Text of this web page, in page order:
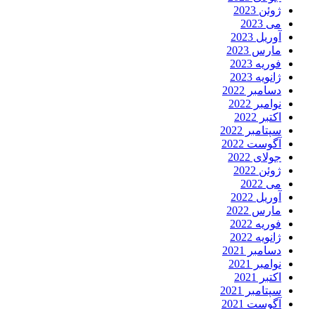
ژوئن 2023
می 2023
آوریل 2023
مارس 2023
فوریه 2023
ژانویه 2023
دسامبر 2022
نوامبر 2022
اکتبر 2022
سپتامبر 2022
آگوست 2022
جولای 2022
ژوئن 2022
می 2022
آوریل 2022
مارس 2022
فوریه 2022
ژانویه 2022
دسامبر 2021
نوامبر 2021
اکتبر 2021
سپتامبر 2021
آگوست 2021